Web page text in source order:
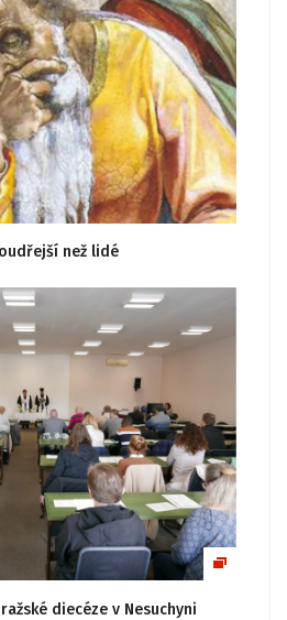
než lidé
diecéze v Nesuchyni